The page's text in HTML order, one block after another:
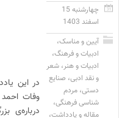
چهارشنبه 15
اسفند 1403
آیین و مناسک،
ادبیات و فرهنگ،
ادبیات و هنر، شعر
و نقد ادبی، صنایع
دستی، مردم
شناسی فرهنگی،
مقاله و یادداشت،
در این
وفات احمد
درباره‌ی